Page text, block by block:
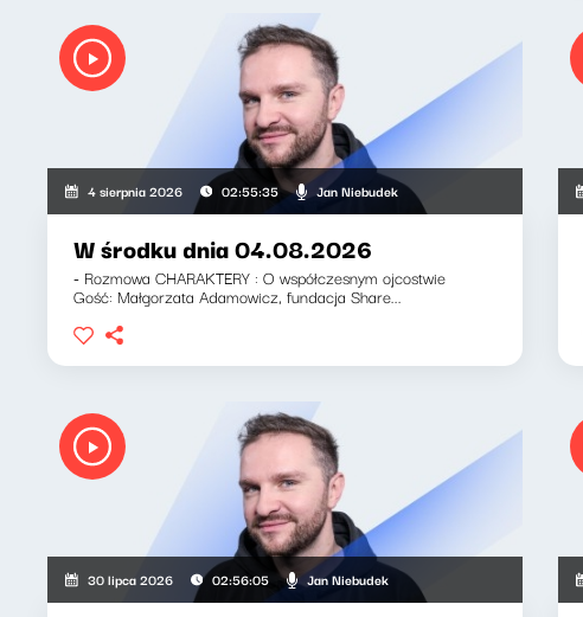
4 sierpnia 2026 02:55:35 Jan Niebudek
W środku dnia 04.08.2026
- Rozmowa CHARAKTERY : O współczesnym ojcostwie
Gość: Małgorzata Adamowicz, fundacja Share...
30 lipca 2026 02:56:05 Jan Niebudek